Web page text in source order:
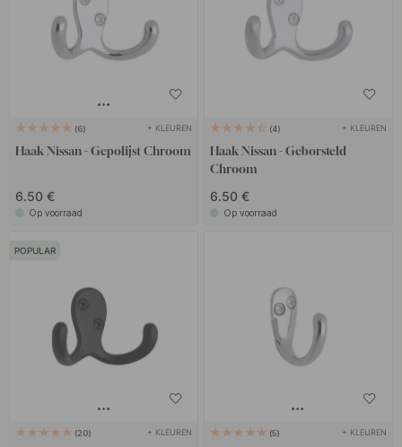
6 + KLEUREN
Haak Nissan - Gepolijst Chroom
6.50 €
Op voorraad
4 + KLEUREN
Haak Nissan - Geborsteld
Chroom
6.50 €
Op voorraad
POPULAR
20 + KLEUREN 5 + KLEUREN